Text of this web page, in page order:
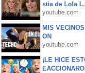
stia de Lola
youtube.com
MIS
ON
youtube.com
¡LE HICE